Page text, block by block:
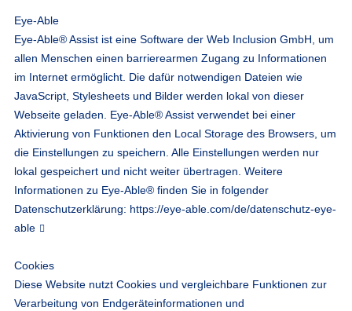
Eye-Able
Eye-Able® Assist ist eine Software der Web Inclusion GmbH, um
allen Menschen einen barrierearmen Zugang zu Informationen
im Internet ermöglicht. Die dafür notwendigen Dateien wie
JavaScript, Stylesheets und Bilder werden lokal von dieser
Webseite geladen. Eye-Able® Assist verwendet bei einer
Aktivierung von Funktionen den Local Storage des Browsers, um
die Einstellungen zu speichern. Alle Einstellungen werden nur
lokal gespeichert und nicht weiter übertragen. Weitere
Informationen zu Eye-Able® finden Sie in folgender
Datenschutzerklärung: https://eye-able.com/de/datenschutz-eye-
able
Cookies
Diese Website nutzt Cookies und vergleichbare Funktionen zur
Verarbeitung von Endgeräteinformationen und